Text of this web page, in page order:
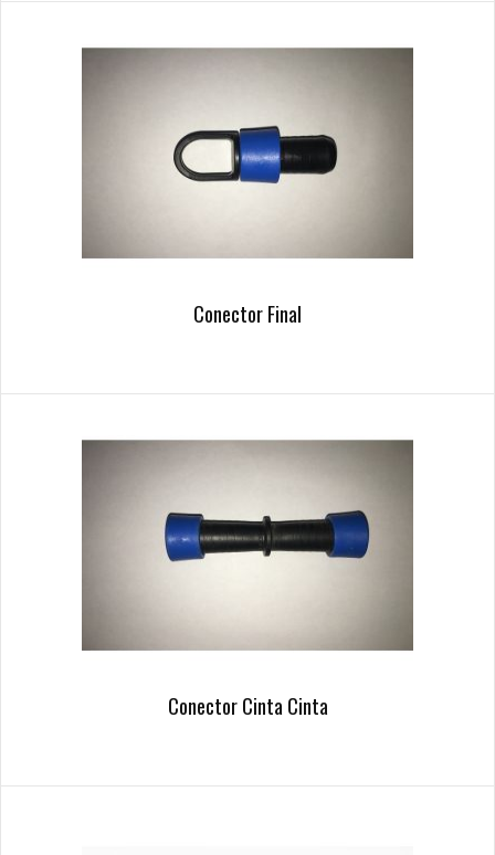
Conector Final
Conector Cinta Cinta